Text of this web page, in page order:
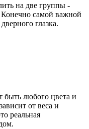
на две группы -
Конечно самой важной
глазка.
быть любого цвета и
от веса и
реальная